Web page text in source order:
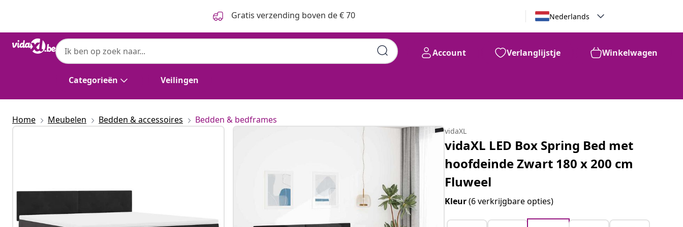
Gratis verzending boven de € 70 Nederlands
Categorieën Veilingen
Account Verlanglijstje Winkelwagen
Home Meubelen Bedden & accessoires Bedden & bedframes
vidaXL
vidaXL LED Box Spring Bed met
hoofdeinde Zwart 180 x 200 cm
Fluweel
Kleur(6 verkrijgbare opties)